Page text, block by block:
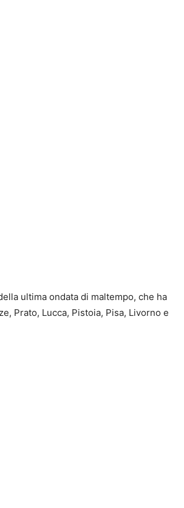
ultima ondata di maltempo, che ha
Prato, Lucca, Pistoia, Pisa, Livorno e